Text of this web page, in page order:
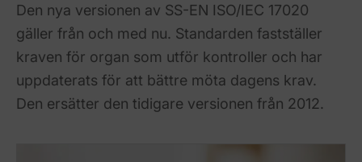
Den nya versionen av SS-EN ISO/IEC 17020
gäller från och med nu. Standarden fastställer
kraven för organ som utför kontroller och har
uppdaterats för att bättre möta dagens krav.
Den ersätter den tidigare versionen från 2012.